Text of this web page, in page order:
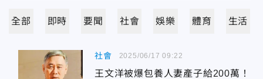
全部 即時 要聞 社會 娛樂 體育 生活
社會
王文洋被爆包養人妻產子給200萬！
2025/06/17 09:22